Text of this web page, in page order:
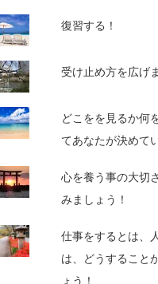
復習する！
受け止め方を広げ
どこをを見るか何
てあなたが決めて
心を養う事の大切
みましょう！
仕事をするとは、
は、どうすること
ょう！